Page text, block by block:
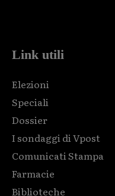
Link utili
Elezioni
Speciali
Dossier
I sondaggi di Vpost
Comunicati Stampa
Farmacie
Biblioteche